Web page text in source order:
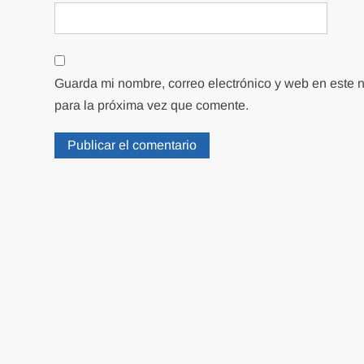
Guarda mi nombre, correo electrónico y web en este
para la próxima vez que comente.